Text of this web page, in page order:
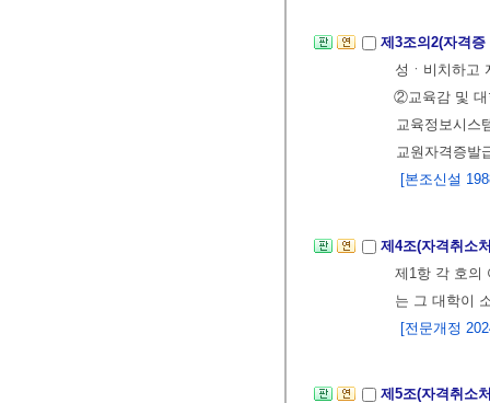
제3조의2(자격
성ㆍ비치하고
②교육감 및 대
교육정보시스
교원자격증발
[본조신설
제4조(자격취소
제1항 각 호의
는 그 대학이
[전문개정
제5조(자격취소